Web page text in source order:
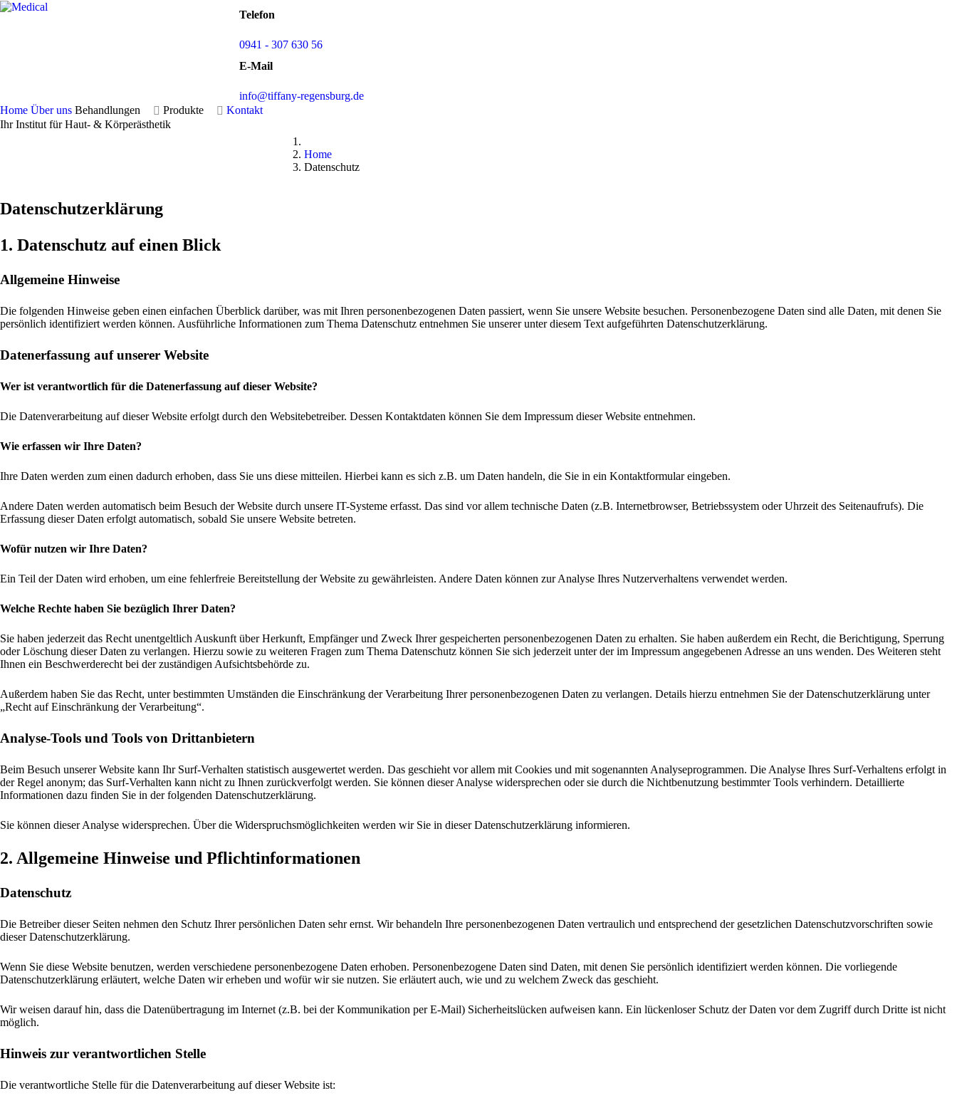
Telefon
0941 - 307 630 56
E-Mail
info@tiffany-regensburg.de
Home Über uns Behandlungen Produkte
Kontakt
Ihr Institut für Haut- & Körperästhetik
Home
Datenschutz
Datenschutzerklärung
1. Datenschutz auf einen Blick
Allgemeine Hinweise
Die folgenden Hinweise geben einen einfachen Überblick darüber, was mit Ihren personenbezogenen Daten passiert, wenn Sie unsere Website besuchen. Personenbezogene Daten sind alle Daten, mit denen Sie
persönlich identifiziert werden können. Ausführliche Informationen zum Thema Datenschutz entnehmen Sie unserer unter diesem Text aufgeführten Datenschutzerklärung.
Datenerfassung auf unserer Website
Wer ist verantwortlich für die Datenerfassung auf dieser Website?
Die Datenverarbeitung auf dieser Website erfolgt durch den Websitebetreiber. Dessen Kontaktdaten können Sie dem Impressum dieser Website entnehmen.
Wie erfassen wir Ihre Daten?
Ihre Daten werden zum einen dadurch erhoben, dass Sie uns diese mitteilen. Hierbei kann es sich z.B. um Daten handeln, die Sie in ein Kontaktformular eingeben.
Andere Daten werden automatisch beim Besuch der Website durch unsere IT-Systeme erfasst. Das sind vor allem technische Daten (z.B. Internetbrowser, Betriebssystem oder Uhrzeit des Seitenaufrufs). Die
Erfassung dieser Daten erfolgt automatisch, sobald Sie unsere Website betreten.
Wofür nutzen wir Ihre Daten?
Ein Teil der Daten wird erhoben, um eine fehlerfreie Bereitstellung der Website zu gewährleisten. Andere Daten können zur Analyse Ihres Nutzerverhaltens verwendet werden.
Welche Rechte haben Sie bezüglich Ihrer Daten?
Sie haben jederzeit das Recht unentgeltlich Auskunft über Herkunft, Empfänger und Zweck Ihrer gespeicherten personenbezogenen Daten zu erhalten. Sie haben außerdem ein Recht, die Berichtigung, Sperrung
oder Löschung dieser Daten zu verlangen. Hierzu sowie zu weiteren Fragen zum Thema Datenschutz können Sie sich jederzeit unter der im Impressum angegebenen Adresse an uns wenden. Des Weiteren steht
Ihnen ein Beschwerderecht bei der zuständigen Aufsichtsbehörde zu.
Außerdem haben Sie das Recht, unter bestimmten Umständen die Einschränkung der Verarbeitung Ihrer personenbezogenen Daten zu verlangen. Details hierzu entnehmen Sie der Datenschutzerklärung unter
„Recht auf Einschränkung der Verarbeitung“.
Analyse-Tools und Tools von Drittanbietern
Beim Besuch unserer Website kann Ihr Surf-Verhalten statistisch ausgewertet werden. Das geschieht vor allem mit Cookies und mit sogenannten Analyseprogrammen. Die Analyse Ihres Surf-Verhaltens erfolgt in
der Regel anonym; das Surf-Verhalten kann nicht zu Ihnen zurückverfolgt werden. Sie können dieser Analyse widersprechen oder sie durch die Nichtbenutzung bestimmter Tools verhindern. Detaillierte
Informationen dazu finden Sie in der folgenden Datenschutzerklärung.
Sie können dieser Analyse widersprechen. Über die Widerspruchsmöglichkeiten werden wir Sie in dieser Datenschutzerklärung informieren.
2. Allgemeine Hinweise und Pflichtinformationen
Datenschutz
Die Betreiber dieser Seiten nehmen den Schutz Ihrer persönlichen Daten sehr ernst. Wir behandeln Ihre personenbezogenen Daten vertraulich und entsprechend der gesetzlichen Datenschutzvorschriften sowie
dieser Datenschutzerklärung.
Wenn Sie diese Website benutzen, werden verschiedene personenbezogene Daten erhoben. Personenbezogene Daten sind Daten, mit denen Sie persönlich identifiziert werden können. Die vorliegende
Datenschutzerklärung erläutert, welche Daten wir erheben und wofür wir sie nutzen. Sie erläutert auch, wie und zu welchem Zweck das geschieht.
Wir weisen darauf hin, dass die Datenübertragung im Internet (z.B. bei der Kommunikation per E-Mail) Sicherheitslücken aufweisen kann. Ein lückenloser Schutz der Daten vor dem Zugriff durch Dritte ist nicht
möglich.
Hinweis zur verantwortlichen Stelle
Die verantwortliche Stelle für die Datenverarbeitung auf dieser Website ist: